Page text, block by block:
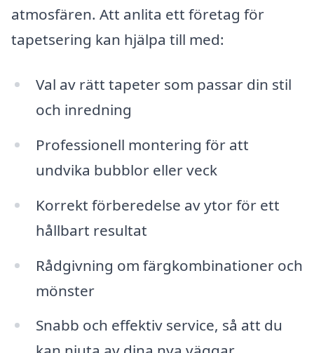
atmosfären. Att anlita ett företag för
tapetsering kan hjälpa till med:
Val av rätt tapeter som passar din stil
och inredning
Professionell montering för att
undvika bubblor eller veck
Korrekt förberedelse av ytor för ett
hållbart resultat
Rådgivning om färgkombinationer och
mönster
Snabb och effektiv service, så att du